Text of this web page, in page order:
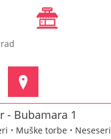
- Bubamara 1
• Muške torbe • Neseseri